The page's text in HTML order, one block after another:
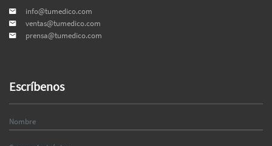
info@tumedico.com
ventas@tumedico.com
prensa@tumedico.com
Escríbenos